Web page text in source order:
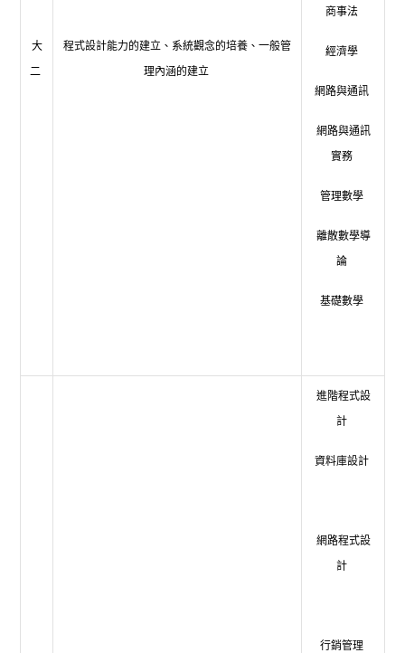
大
二
程式設計能力的建立、系統觀念的培養、一般管
理內涵的建立
商事法
經濟學
網路與通訊
網路與通訊
實務
管理數學
離散數學導
論
基礎數學
進階程式設
計
資料庫設計
網路程式設
計
行銷管理